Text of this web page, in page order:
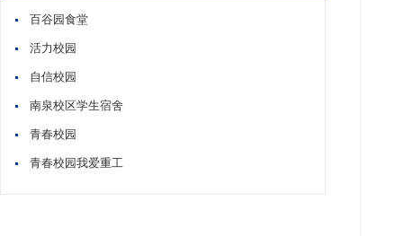
百谷园食堂
活力校园
自信校园
南泉校区学生宿舍
青春校园
青春校园我爱重工